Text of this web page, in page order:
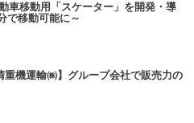
車移動用「スケーター」を開発・導
で移動可能に～
重機運輸㈱】グループ会社で販売力の